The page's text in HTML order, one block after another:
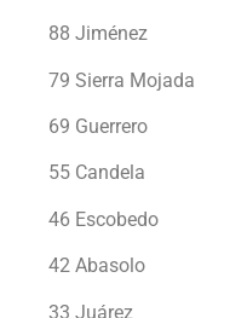
88 Jiménez
79 Sierra Mojada
69 Guerrero
55 Candela
46 Escobedo
42 Abasolo
33 Juárez